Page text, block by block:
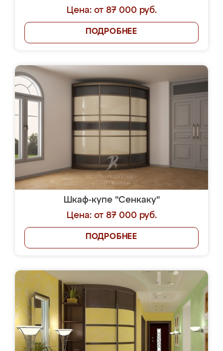
Цена: от 87 000 руб.
ПОДРОБНЕЕ
Шкаф-купе "Сенкаку"
Цена: от 87 000 руб.
ПОДРОБНЕЕ